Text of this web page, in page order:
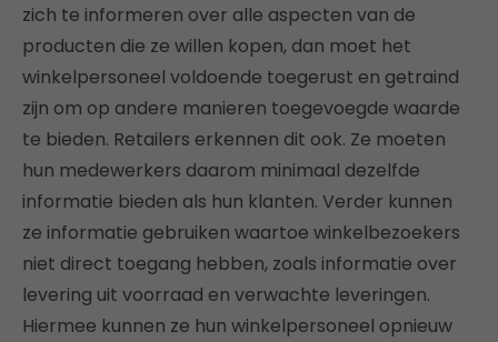
zich te informeren over alle aspecten van de
producten die ze willen kopen, dan moet het
winkelpersoneel voldoende toegerust en getraind
zijn om op andere manieren toegevoegde waarde
te bieden. Retailers erkennen dit ook. Ze moeten
hun medewerkers daarom minimaal dezelfde
informatie bieden als hun klanten. Verder kunnen
ze informatie gebruiken waartoe winkelbezoekers
niet direct toegang hebben, zoals informatie over
levering uit voorraad en verwachte leveringen.
Hiermee kunnen ze hun winkelpersoneel opnieuw